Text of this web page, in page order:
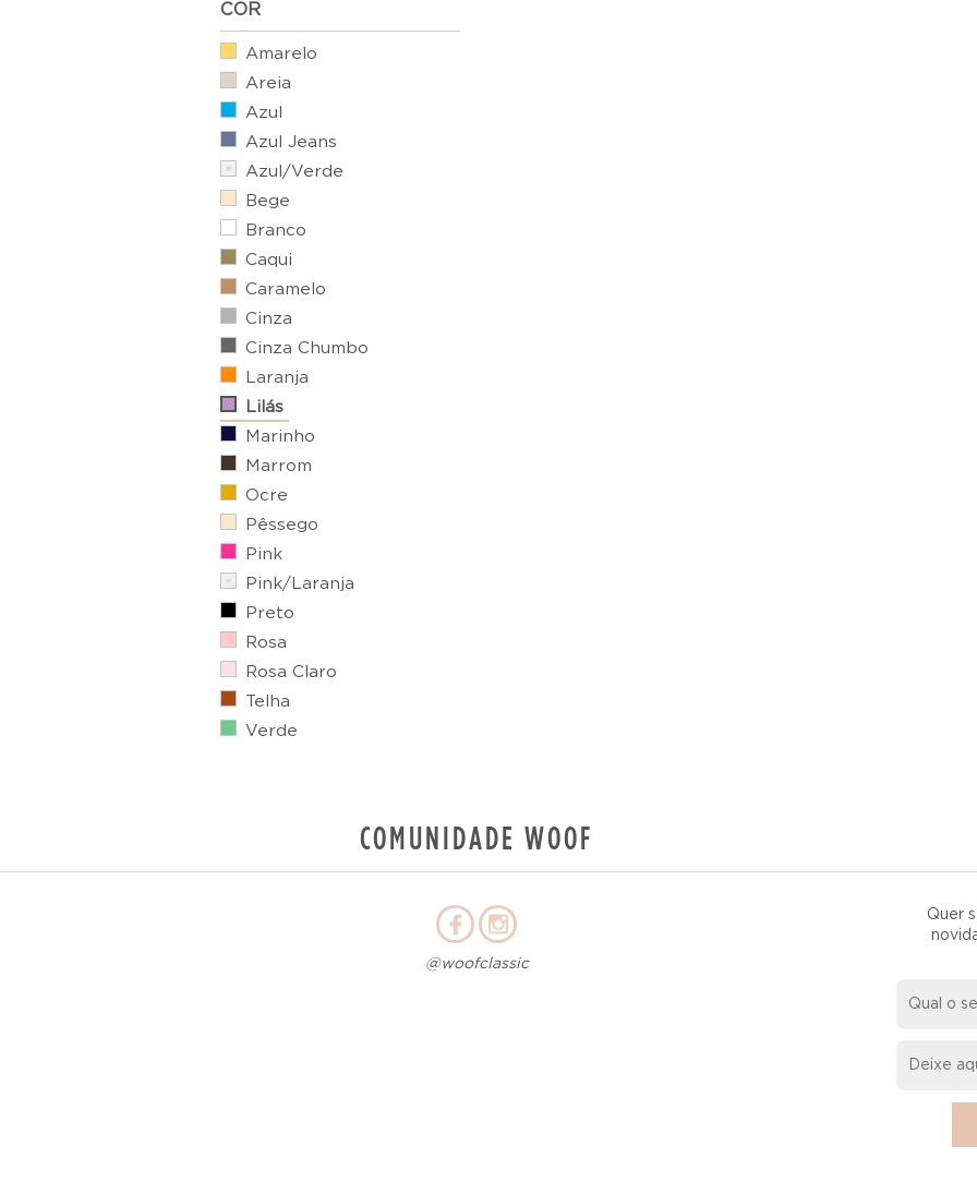
COR
Amarelo
Areia
Azul
Azul Jeans
Azul/Verde
Bege
Branco
Caqui
Caramelo
Cinza
Cinza Chumbo
Laranja
Lilás
Marinho
Marrom
Ocre
Pêssego
Pink
Pink/Laranja
Preto
Rosa
Rosa Claro
Telha
Verde
COMUNIDADE WOOF
@woofclassic
Quer